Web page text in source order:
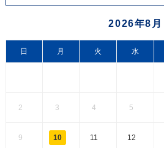
2026年8月
日 月 火 水
2 3 4 5
9 10 11 12